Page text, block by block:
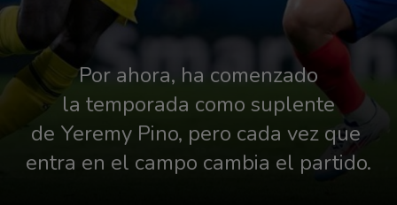
Por ahora, ha comenzado
la temporada como suplente
de Yeremy Pino, pero cada vez que
entra en el campo cambia el partido.